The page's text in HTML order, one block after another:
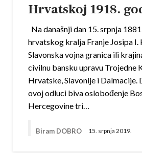
Hrvatskoj 1918.
Na današnji dan 15. srpnja
hrvatskog kralja Franje Josipa
Slavonska vojna granica ili
civilnu bansku upravu Trojedne
Hrvatske, Slavonije i Dalmacije.
ovoj odluci biva oslobođenje
Hercegovine tri…
Biram DOBRO 15. srpnja 2019.